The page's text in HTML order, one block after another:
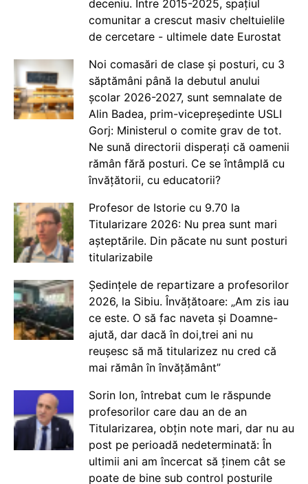
deceniu. Între 2015-2025, spațiul
comunitar a crescut masiv cheltuielile
de cercetare - ultimele date Eurostat
Noi comasări de clase și posturi, cu 3
săptămâni până la debutul anului
școlar 2026-2027, sunt semnalate de
Alin Badea, prim-vicepreședinte USLI
Gorj: Ministerul o comite grav de tot.
Ne sună directorii disperați că oamenii
rămân fără posturi. Ce se întâmplă cu
învățătorii, cu educatorii?
Profesor de Istorie cu 9.70 la
Titularizare 2026: Nu prea sunt mari
așteptările. Din păcate nu sunt posturi
titularizabile
Ședințele de repartizare a profesorilor
2026, la Sibiu. Învățătoare: „Am zis iau
ce este. O să fac naveta și Doamne-
ajută, dar dacă în doi,trei ani nu
reușesc să mă titularizez nu cred că
mai rămân în învățământ”
Sorin Ion, întrebat cum le răspunde
profesorilor care dau an de an
Titularizarea, obțin note mari, dar nu au
post pe perioadă nedeterminată: În
ultimii ani am încercat să ținem cât se
poate de bine sub control posturile